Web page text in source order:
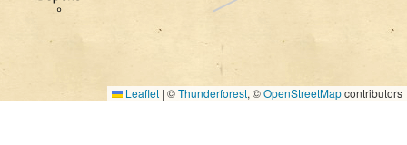
Leaflet | ©Thunderforest, ©OpenStreetMapcontributors